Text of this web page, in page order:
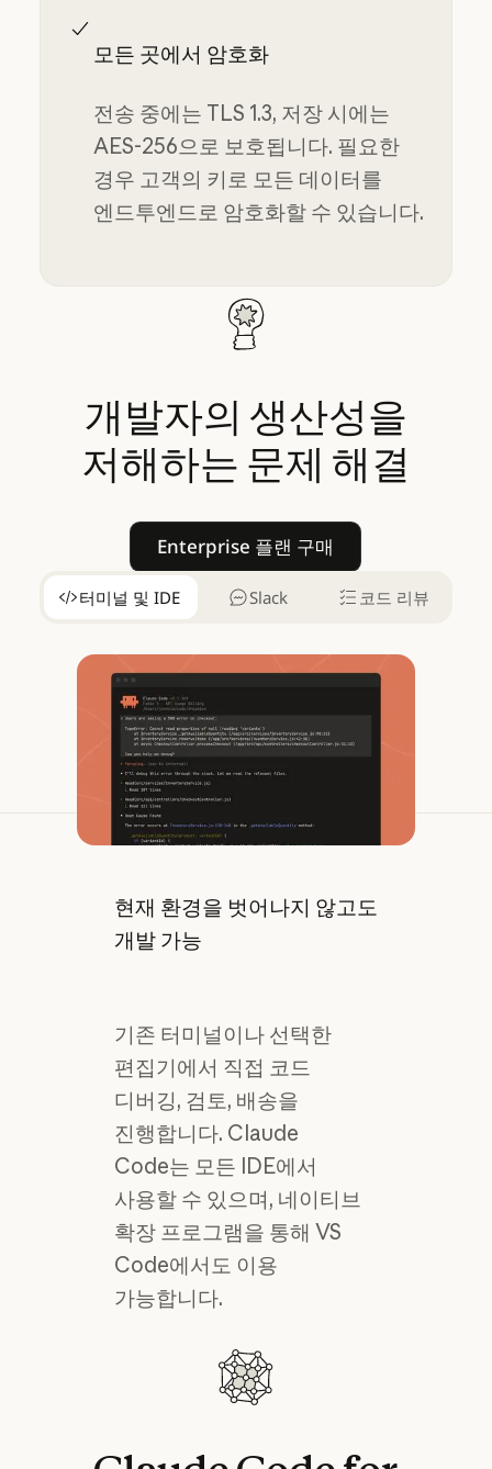
모든 곳에서 암호화
전송 중에는 TLS 1.3, 저장 시에는
AES-256으로 보호됩니다. 필요한
경우 고객의 키로 모든 데이터를
엔드투엔드로 암호화할 수 있습니다.
개발자의 생산성을
저해하는 문제 해결
Enterprise 플랜 구매
Enterprise 플랜 구매
터미널 및 IDE Slack 코드 리뷰
현재 환경을 벗어나지 않고도
개발 가능
기존 터미널이나 선택한
편집기에서 직접 코드
디버깅, 검토, 배송을
진행합니다. Claude
Code는 모든 IDE에서
사용할 수 있으며, 네이티브
확장 프로그램을 통해 VS
Code에서도 이용
가능합니다.